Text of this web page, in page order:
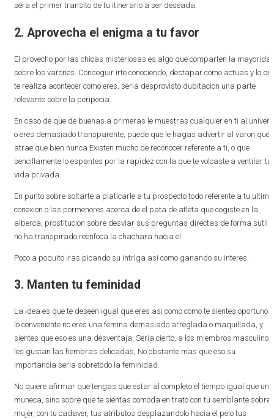
sera el primer transito de tu itinerario a ser deseada.
2. Aprovecha el enigma a tu favor
El provecho por las chicas misteriosas es algo que comparten la
sobre los varones. Conseguir irte conociendo, destapar como actuas y lo
te realiza acontecer como eres, seri­a desprovisto dubitacion una parte
relevante sobre la peripecia.
En caso de que de buenas a primeras le muestras cualquier en ti al
o eres demasiado transparente, puede que le hagas advertir al varon que
atrae que bien nunca Existen mucho de reconocer referente a ti, o que
sencillamente lo espantes por la rapidez con la que te volcaste a ventilar tu
vida privada.
En punto sobre soltarte a platicarle a tu prospecto todo referente a tu ultima
conexion o las pormenores acerca de el pata de atleta que cogiste en la
alberca, prostitucion sobre desviar sus preguntas directas de forma sutil y
no ha transpirado reenfoca la chachara hacia el.
Poco a poquito iras picando su intriga asi­ como ganando su interes.
3. Manten tu feminidad
La idea es que te deseen igual que eres asi­ como como te sientes oportuno.
lo conveniente no eres una femina demasiado arreglada o maquillada, y
sientes que eso es una desventaja. Seri­a cierto, a los miembros masculinos
les gustan las hembras delicadas, No obstante mas que eso su
importancia seri­a sobretodo la feminidad.
No quiere afirmar que tengas que estar al completo el tiempo igual que una
muneca, sino sobre que te sientas comoda en trato con tu semblante sobre
mujer, con tu cadaver, tus atributos desplazandolo hacia el pelo tus